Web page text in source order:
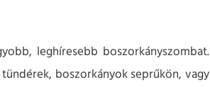
leghíresebb boszorkányszombat.
boszorkányok seprűkön, vagy